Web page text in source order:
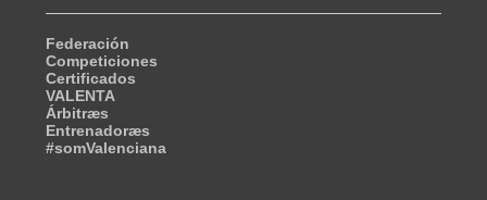
Federación
Competiciones
Certificados
VALENTA
Árbitræs
Entrenadoræs
#somValenciana